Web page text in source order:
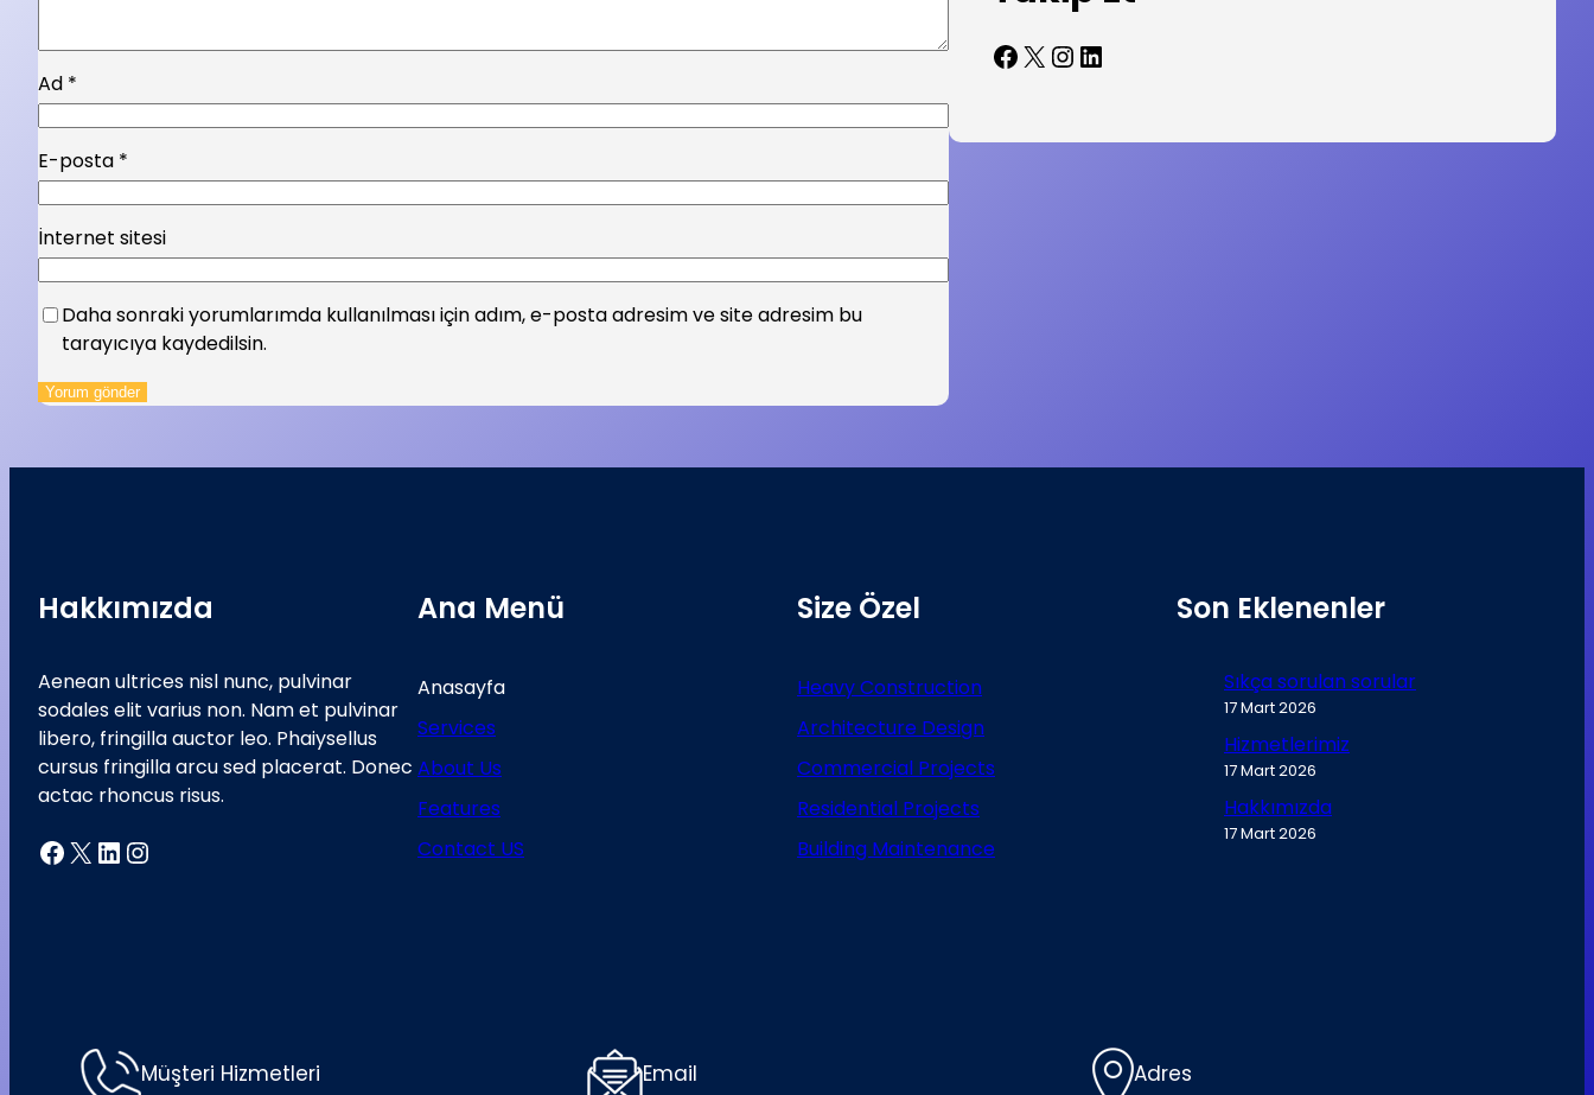
Ad *
E-posta *
İnternet sitesi
Daha sonraki yorumlarımda kullanılması için adım, e-posta adresim ve site adresim bu
tarayıcıya kaydedilsin.
Facebook X InstagramLinkedIn
Hakkımızda
Aenean ultrices nisl nunc, pulvinar
sodales elit varius non. Nam et pulvinar
libero, fringilla auctor leo. Phaiysellus
cursus fringilla arcu sed placerat. Donec
actac rhoncus risus.
Facebook X LinkedIn Instagram
Ana Menü
Anasayfa
Services
About Us
Features
Contact US
Size Özel
Heavy Construction
Architecture Design
Commercial Projects
Residential Projects
Building Maintenance
Son Eklenenler
Sıkça sorulan sorular
17 Mart 2026
Hizmetlerimiz
17 Mart 2026
Hakkımızda
17 Mart 2026
Müşteri Hizmetleri
Email
Adres